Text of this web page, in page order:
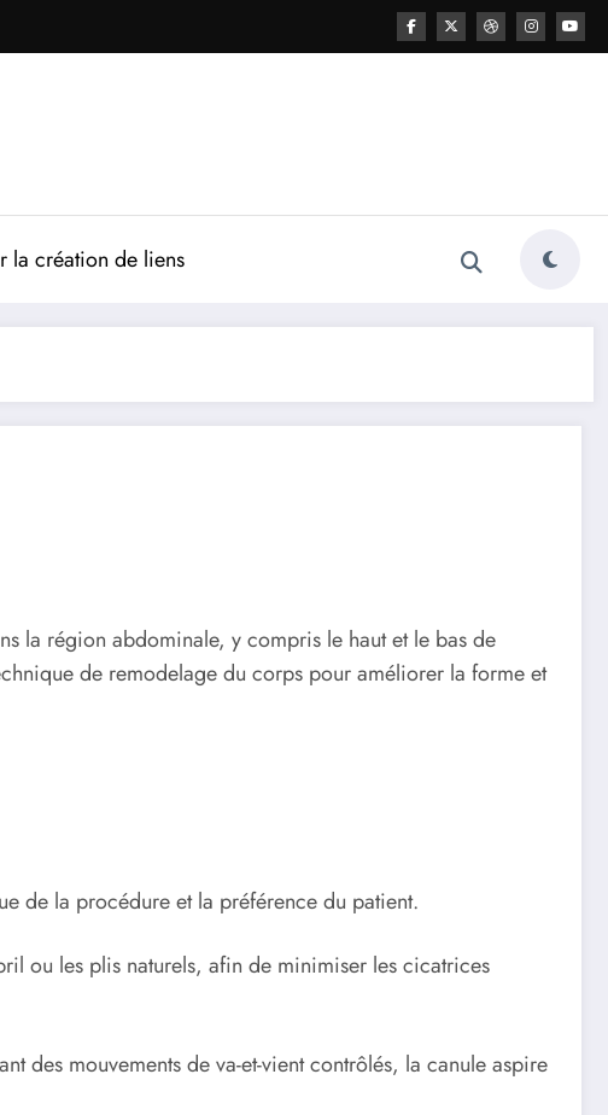
la création de liens
la région abdominale, y compris le haut et le bas de
de remodelage du corps pour améliorer la forme et
de la procédure et la préférence du patient.
ou les plis naturels, afin de minimiser les cicatrices
des mouvements de va-et-vient contrôlés, la canule aspire